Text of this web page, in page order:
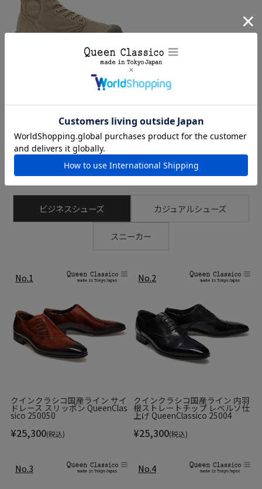
に。
アッパーには耐久性に優れたキャンバスを採用することで､経
年変化による素材の味が出せます。
パラディウム メンズ カジュアル
シューズ パンパハイ PALLADIU
RANKING
ビジネスシューズ カジュアルシューズ
スニーカー
クインクラシコ国産ライン サイ
ドレース スリッポン QueenClas
sico 250050
¥25,300(税込)
クインクラシコ国産ライン 内羽
根ストレートチップ レベルソ仕
上げ QueenClassico 25004
¥25,300(税込)